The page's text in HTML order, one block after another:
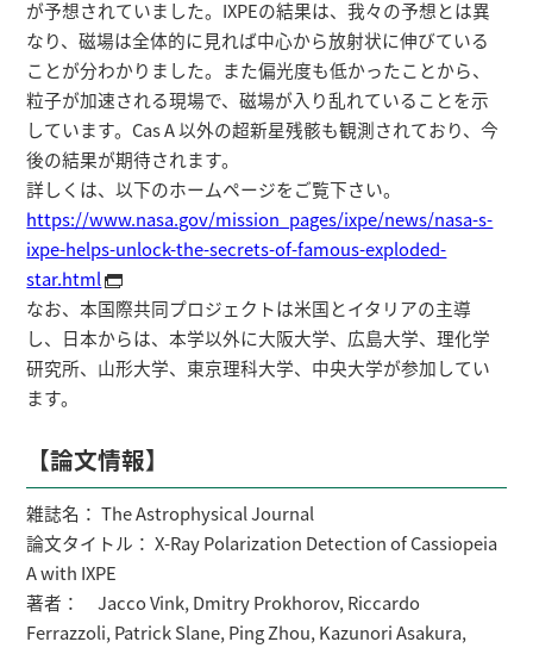
が予想されていました。IXPEの結果は、我々の予想とは異
なり、磁場は全体的に見れば中心から放射状に伸びている
ことが分わかりました。また偏光度も低かったことから、
粒子が加速される現場で、磁場が入り乱れていることを示
しています。Cas A 以外の超新星残骸も観測されており、今
後の結果が期待されます。
詳しくは、以下のホームページをご覧下さい。
https://www.nasa.gov/mission_pages/ixpe/news/nasa-s-
ixpe-helps-unlock-the-secrets-of-famous-exploded-
star.html
なお、本国際共同プロジェクトは米国とイタリアの主導
し、日本からは、本学以外に大阪大学、広島大学、理化学
研究所、山形大学、東京理科大学、中央大学が参加してい
ます。
【論文情報】
雑誌名： The Astrophysical Journal
論文タイトル： X-Ray Polarization Detection of Cassiopeia
A with IXPE
著者： Jacco Vink, Dmitry Prokhorov, Riccardo
Ferrazzoli, Patrick Slane, Ping Zhou, Kazunori Asakura,